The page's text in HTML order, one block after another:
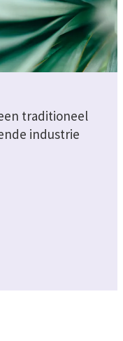
traditioneel
industrie